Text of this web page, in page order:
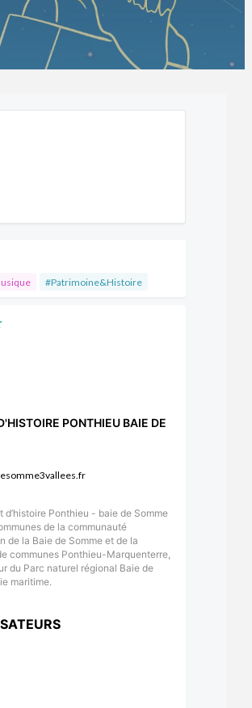
#Patrimoine&Histoire
PONTHIEU BAIE DE
d’histoire Ponthieu - baie de Somme
de la communauté
de la Baie de Somme et de la
communes Ponthieu-Marquenterre,
du Parc naturel régional Baie de
maritime.